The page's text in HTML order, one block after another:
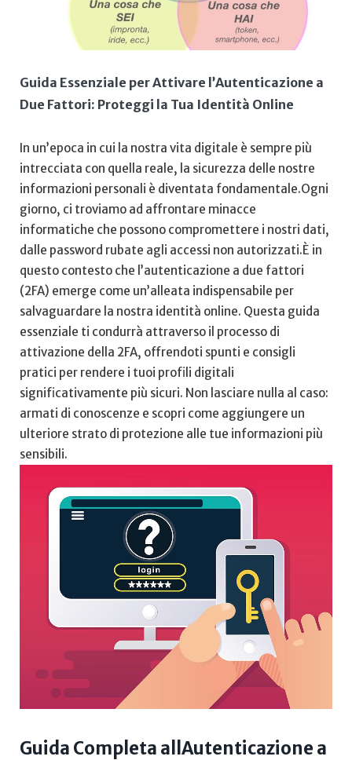
Guida Essenziale per Attivare l’Autenticazione a
Due Fattori: Proteggi la Tua Identità Online
In un’epoca in cui la ⁢nostra​ vita digitale ⁢è sempre ⁤più
intrecciata con quella reale, la sicurezza delle nostre
informazioni personali è‍ diventata fondamentale.Ogni
giorno, ci troviamo ad affrontare minacce
informatiche che possono compromettere i nostri ‍dati,
dalle password rubate agli accessi non autorizzati.È in
⁤questo contesto che l’autenticazione a due fattori
(2FA) ‌emerge come un’alleata indispensabile per
salvaguardare la nostra ⁢identità online. Questa guida
essenziale ti condurrà attraverso il processo di
attivazione della 2FA, offrendoti spunti e​ consigli
pratici per rendere i tuoi profili digitali
significativamente più sicuri. Non lasciare nulla ⁣al caso:
armati‍ di conoscenze e scopri come aggiungere un
ulteriore strato di​ protezione alle tue ‍informazioni⁢ più
sensibili.
Guida Completa allAutenticazione a